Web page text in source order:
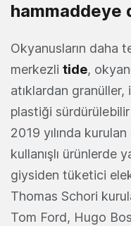
hammaddeye
Okyanusların daha
merkezli tide,
atıklardan
plastiği
2019 yılında
kullanışlı ürünlerde
giysiden tüketici
Thomas Schori
Tom Ford, Hugo